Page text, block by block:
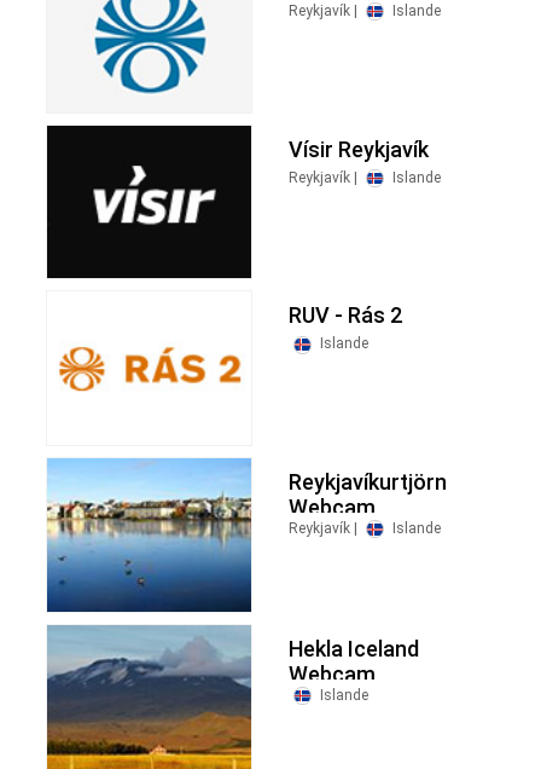
Reykjavík | Islande
Vísir Reykjavík
Reykjavík | Islande
RUV - Rás 2
Islande
Reykjavíkurtjörn
Webcam
Reykjavík | Islande
Hekla Iceland
Webcam
Islande